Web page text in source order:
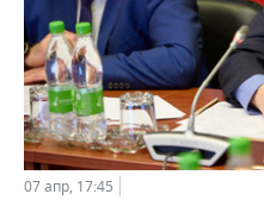
07 апр, 17:45